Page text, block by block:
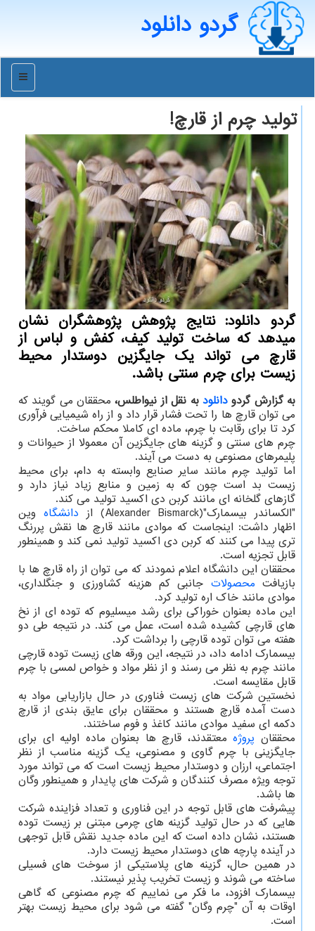
گردو دانلود
منو
تولید چرم از قارچ!
گردو دانلود: نتایج پژوهش پژوهشگران نشان
میدهد كه ساخت تولید كیف، كفش و لباس از
قارچ می تواند یك جایگزین دوستدار محیط
زیست برای چرم سنتی باشد.
به گزارش گردودانلود به نقل از نیواطلس، محققان می گویند که
می توان قارچ ها را تحت فشار قرار داد و از راه شیمیایی فرآوری
کرد تا برای رقابت با چرم، ماده ای کاملا محکم ساخت.
چرم های سنتی و گزینه های جایگزین آن معمولا از حیوانات و
پلیمرهای مصنوعی به دست می آیند.
اما تولید چرم مانند سایر صنایع وابسته به دام، برای محیط
زیست بد است چون که به زمین و منابع زیاد نیاز دارد و
گازهای گلخانه ای مانند کربن دی اکسید تولید می کند.
"الکساندر بیسمارک"(Alexander Bismarck) از
دانشگاه وین
اظهار داشت: اینجاست که موادی مانند قارچ ها نقش پررنگ
تری پیدا می کنند که کربن دی اکسید تولید نمی کند و همینطور
قابل تجزیه است.
محققان این دانشگاه اعلام نمودند که می توان از راه قارچ ها با
بازیافت محصولات جانبی کم هزینه کشاورزی و جنگلداری،
موادی مانند خاک اره تولید کرد.
این ماده بعنوان خوراکی برای رشد میسلیوم که توده ای از نخ
های قارچی کشیده شده است، عمل می کند. در نتیجه طی دو
هفته می توان توده قارچی را برداشت کرد.
بیسمارک ادامه داد، در نتیجه، این ورقه های زیست توده قارچی
مانند چرم به نظر می رسند و از نظر مواد و خواص لمسی با چرم
قابل مقایسه است.
نخستین شرکت های زیست فناوری در حال بازاریابی مواد به
دست آمده قارچ هستند و محققان برای عایق بندی از قارچ
دکمه ای سفید موادی مانند کاغذ و فوم ساختند.
محققان پروژهمعتقدند، قارچ ها بعنوان ماده اولیه ای برای
جایگزینی با چرم گاوی و مصنوعی، یک گزینه مناسب از نظر
اجتماعی، ارزان و دوستدار محیط زیست است که می تواند مورد
توجه ویژه مصرف کنندگان و شرکت های پایدار و همینطور وگان
ها باشد.
پیشرفت های قابل توجه در این فناوری و تعداد فزاینده شرکت
هایی که در حال تولید گزینه های چرمی مبتنی بر زیست توده
هستند، نشان داده است که این ماده جدید نقش قابل توجهی
در آینده پارچه های دوستدار محیط زیست دارد.
در همین حال، گزینه های پلاستیکی از سوخت های فسیلی
ساخته می شوند و زیست تخریب پذیر نیستند.
بیسمارک افزود، ما فکر می نماییم که چرم مصنوعی که گاهی
اوقات به آن "چرم وگان" گفته می شود برای محیط زیست بهتر
است.